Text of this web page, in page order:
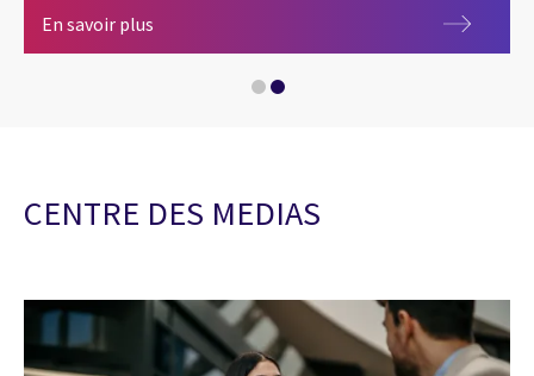
En savoir plus
CENTRE DES MEDIAS